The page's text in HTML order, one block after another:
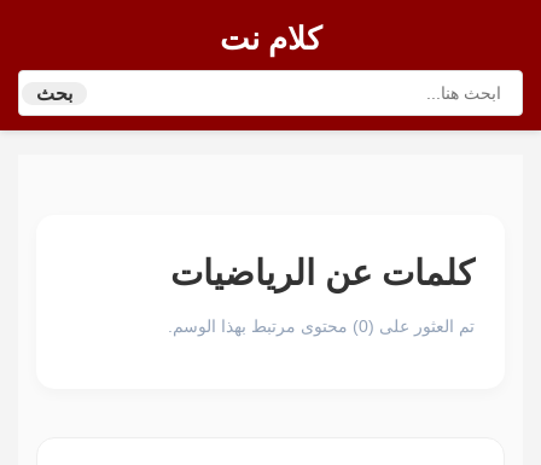
كلام نت
بحث
كلمات عن الرياضيات
تم العثور على (0) محتوى مرتبط بهذا الوسم.